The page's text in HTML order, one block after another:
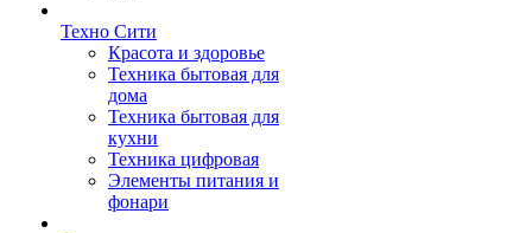
Техно Сити
Красота и здоровье
Техника бытовая для
дома
Техника бытовая для
кухни
Техника цифровая
Элементы питания и
фонари